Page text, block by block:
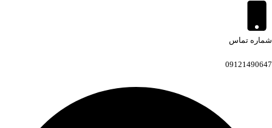
شماره تماس
09121490647